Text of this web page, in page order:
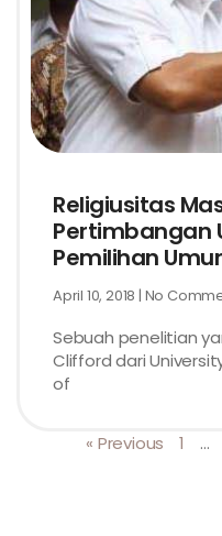
Religiusitas
Pertimbangan
Pemilihan
April 10, 2018 No
Sebuah penelitian
Clifford dari
of
« Previous 1 …